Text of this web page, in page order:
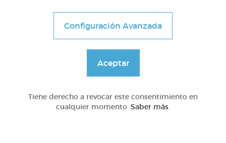
Sílabas trabadas
@Webparaelespanol
Configuración Avanzada
Aceptar
Tiene derecho a revocar este consentimiento en
cualquier momento. Saber más.